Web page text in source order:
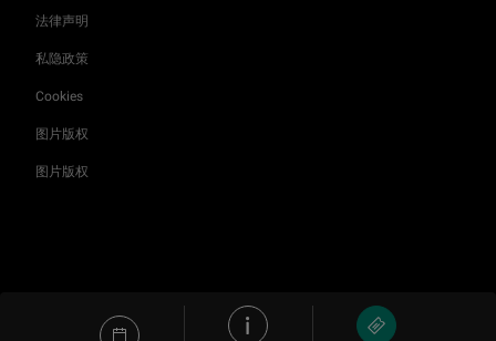
法律声明
私隐政策
Cookies
图片版权
图片版权